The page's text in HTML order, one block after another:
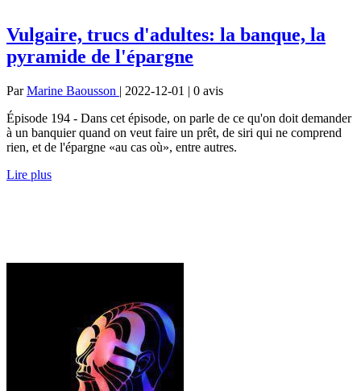
Vulgaire, trucs d'adultes: la banque, la
pyramide de l'épargne
ParMarine Baousson | 2022-12-01 | 0 avis
Épisode 194 - Dans cet épisode, on parle de ce qu'on doit demander
à un banquier quand on veut faire un prêt, de siri qui ne comprend
rien, et de l'épargne «au cas où», entre autres.
Lire plus